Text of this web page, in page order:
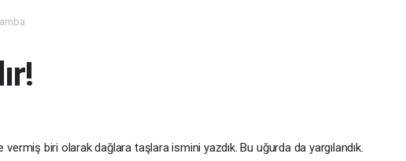
vermiş biri olarak dağlara taşlara ismini yazdık. Bu uğurda da yargılandık.